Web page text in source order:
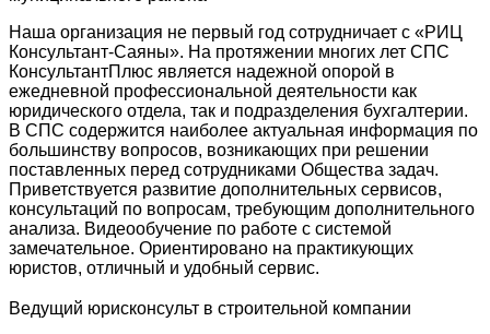
Наша организация не первый год сотрудничает с «РИЦ
Консультант-Саяны». На протяжении многих лет СПС
КонсультантПлюс является надежной опорой в
ежедневной профессиональной деятельности как
юридического отдела, так и подразделения бухгалтерии.
В СПС содержится наиболее актуальная информация по
большинству вопросов, возникающих при решении
поставленных перед сотрудниками Общества задач.
Приветствуется развитие дополнительных сервисов,
консультаций по вопросам, требующим дополнительного
анализа. Видеообучение по работе с системой
замечательное. Ориентировано на практикующих
юристов, отличный и удобный сервис.
Ведущий юрисконсульт в строительной компании